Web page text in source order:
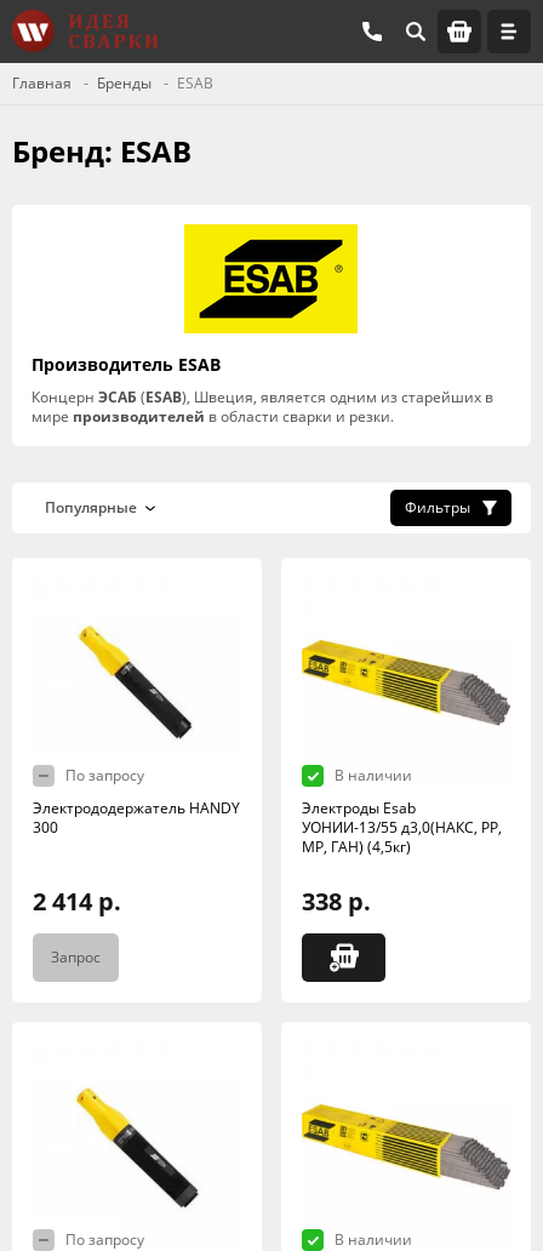
Главная Бренды ESAB
Бренд: ESAB
Производитель ESAB
Концерн ЭСАБ (ESAB), Швеция, является одним из старейших в
мире производителей в области сварки и резки.
Фильтры
По запросу
Электрододержатель HANDY
300
2 414 р.
Запрос
В наличии
Электроды Esab
УОНИИ-13/55 д3,0(НАКС, РР,
МР, ГАН) (4,5кг)
338 р.
По запросу
В наличии